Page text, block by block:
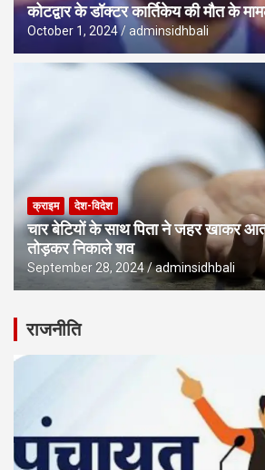
कोटद्वार के डॉक्टर कार्तिकेय की मौत के
October 1, 2024 adminsidhbali
क्राइम देश-विदेश
चार बेटियों के साथ पिता ने जहर खाकर
तोड़कर निकाले शव
September 28, 2024 adminsidhbali
राजनीति